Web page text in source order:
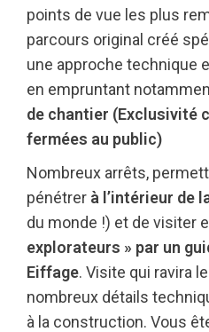
points de vue les plus
parcours original créé
une approche technique
en empruntant
de chantier (Exclusivité
fermées au public)
Nombreux arrêts,
pénétrer à l’intérieur de
du monde !) et de visiter
explorateurs » par un
Eiffage. Visite qui ravira
nombreux détails
à la construction. Vous